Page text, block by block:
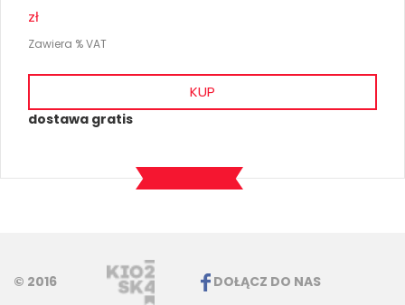
zł
Zawiera % VAT
KUP
dostawa gratis
© 2016 DOŁĄCZ DO NAS